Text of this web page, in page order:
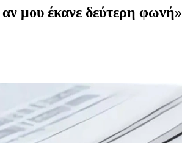
μου έκανε δεύτερη φωνή»